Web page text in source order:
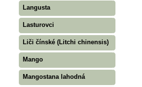
Langusta
Lasturovci
Liči čínské (Litchi chinensis)
Mango
Mangostana lahodná